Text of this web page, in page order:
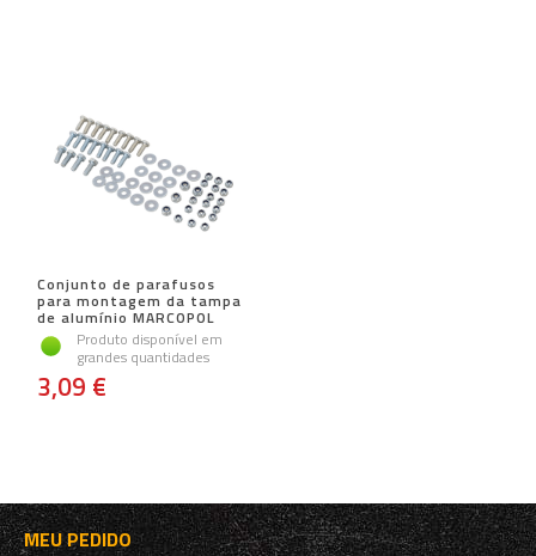
Conjunto de parafusos
para montagem da tampa
de alumínio MARCOPOL
Produto disponível em
grandes quantidades
3,09 €
MEU PEDIDO